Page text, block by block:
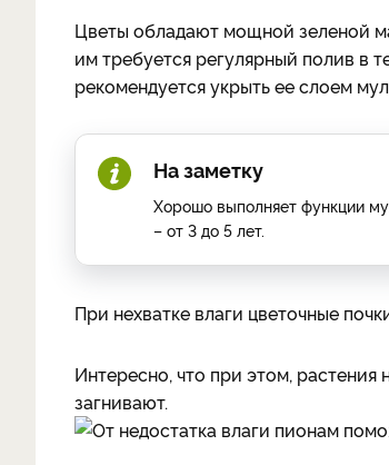
Цветы обладают мощной зеленой
им требуется регулярный полив в
рекомендуется укрыть ее слоем
На заметку
Хорошо выполняет функции
– от 3 до 5 лет.
При нехватке влаги цветочные
Интересно, что при этом, растения
загнивают.